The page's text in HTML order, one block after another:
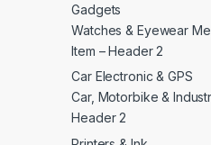
Gadgets
Watches & Eyewear
Item – Header 2
Car Electronic & GPS
Car, Motorbike &
Header 2